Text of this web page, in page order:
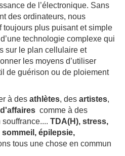
de l’électronique. Sans
des ordinateurs, nous
toujours plus puisant et simple
technologie complexe qui
sur le plan cellulaire et
les moyens d’utiliser
de guérison ou de ploiement
à des athlètes, des artistes,
comme à des
TDA(H), stress,
épilepsie,
tous une chose en commun